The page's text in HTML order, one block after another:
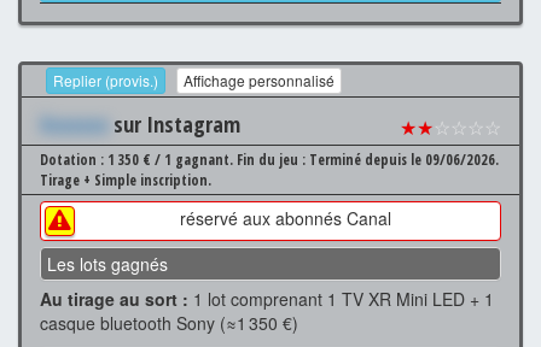
Replier (provis.) Affichage personnalisé
Xxxxxxx sur Instagram ★★☆☆☆☆
Dotation : 1 350 € / 1 gagnant. Fin du jeu : Terminé depuis le 09/06/2026.
Tirage + Simple inscription.
réservé aux abonnés Canal
Les lots gagnés
Au tirage au sort : 1 lot comprenant 1 TV XR Mini LED + 1
casque bluetooth Sony (≈1 350 €)